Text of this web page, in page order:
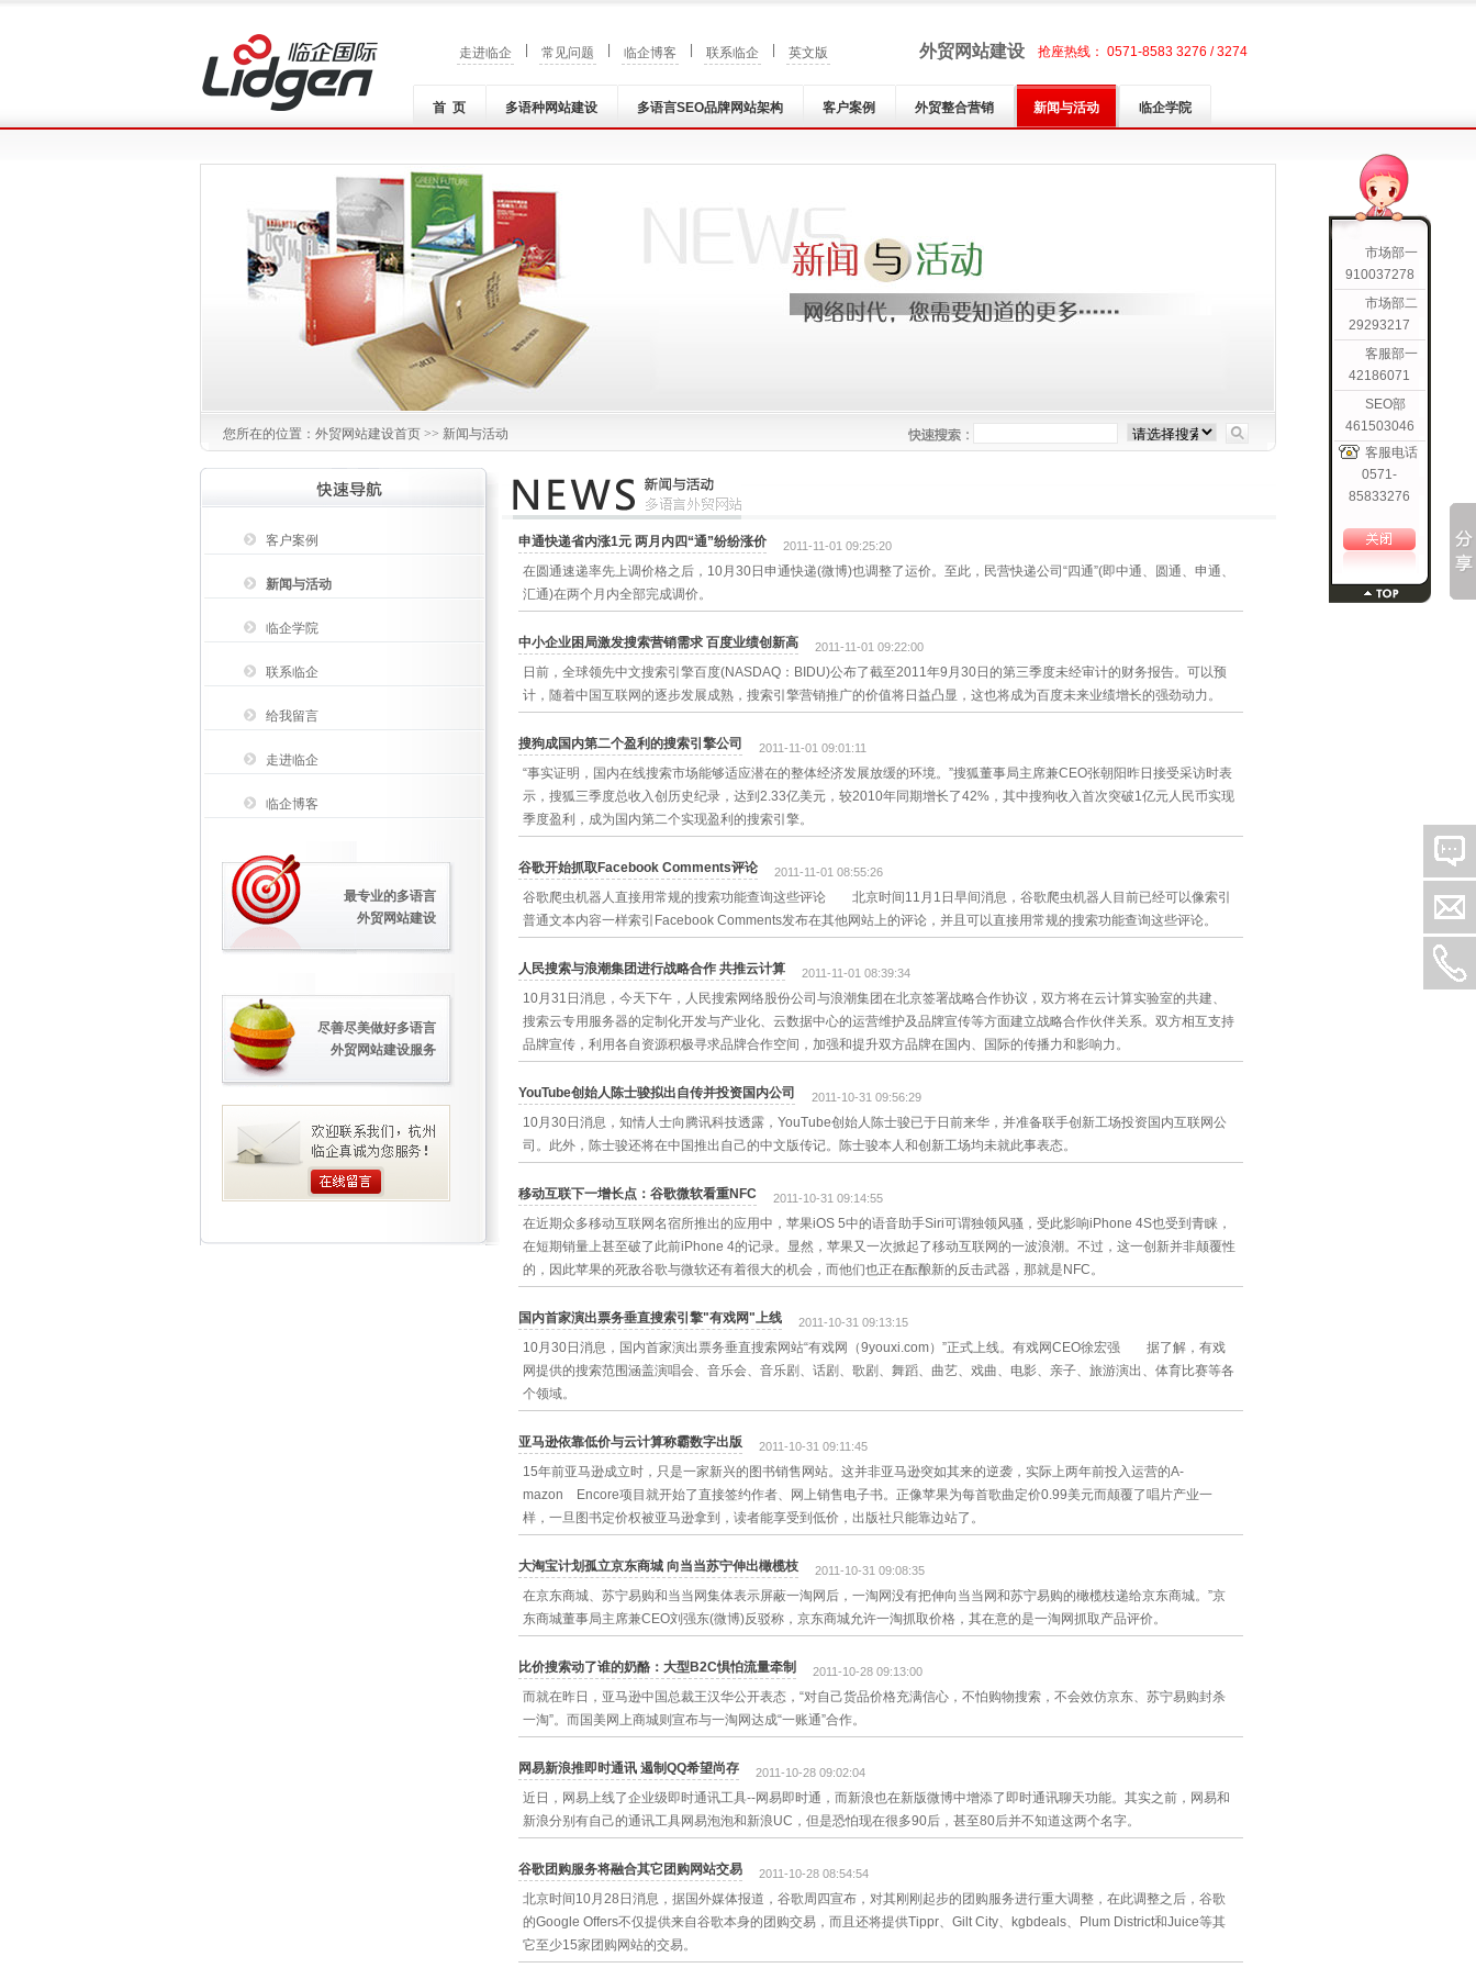
外贸网站建设 抢座热线： 0571-8583 3276 / 3274
走进临企 常见问题 临企博客 联系临企 英文版
首 页 多语种网站建设 多语言SEO品牌网站架构 客户案例 外贸整合营销 新闻与活动 临企学院
您所在的位置： 外贸网站建设首页 >> 新闻与活动
市场部一
910037278
市场部二
29293217
客服部一
42186071
SEO部
461503046
客服电话
0571-
85833276
申通快递省内涨1元 两月内四“通”纷纷涨价 2011-11-01 09:25:20
在圆通速递率先上调价格之后，10月30日申通快递(微博)也调整了运价。至此，民营快递公司“四通”(即中通、圆通、申通、
汇通)在两个月内全部完成调价。
中小企业困局激发搜索营销需求 百度业绩创新高 2011-11-01 09:22:00
日前，全球领先中文搜索引擎百度(NASDAQ：BIDU)公布了截至2011年9月30日的第三季度未经审计的财务报告。可以预
计，随着中国互联网的逐步发展成熟，搜索引擎营销推广的价值将日益凸显，这也将成为百度未来业绩增长的强劲动力。
搜狗成国内第二个盈利的搜索引擎公司 2011-11-01 09:01:11
“事实证明，国内在线搜索市场能够适应潜在的整体经济发展放缓的环境。”搜狐董事局主席兼CEO张朝阳昨日接受采访时表
示，搜狐三季度总收入创历史纪录，达到2.33亿美元，较2010年同期增长了42%，其中搜狗收入首次突破1亿元人民币实现
季度盈利，成为国内第二个实现盈利的搜索引擎。
谷歌开始抓取Facebook Comments评论 2011-11-01 08:55:26
谷歌爬虫机器人直接用常规的搜索功能查询这些评论 北京时间11月1日早间消息，谷歌爬虫机器人目前已经可以像索引
普通文本内容一样索引Facebook Comments发布在其他网站上的评论，并且可以直接用常规的搜索功能查询这些评论。
人民搜索与浪潮集团进行战略合作 共推云计算 2011-11-01 08:39:34
10月31日消息，今天下午，人民搜索网络股份公司与浪潮集团在北京签署战略合作协议，双方将在云计算实验室的共建、
搜索云专用服务器的定制化开发与产业化、云数据中心的运营维护及品牌宣传等方面建立战略合作伙伴关系。双方相互支持
品牌宣传，利用各自资源积极寻求品牌合作空间，加强和提升双方品牌在国内、国际的传播力和影响力。
YouTube创始人陈士骏拟出自传并投资国内公司 2011-10-31 09:56:29
10月30日消息，知情人士向腾讯科技透露，YouTube创始人陈士骏已于日前来华，并准备联手创新工场投资国内互联网公
司。此外，陈士骏还将在中国推出自己的中文版传记。陈士骏本人和创新工场均未就此事表态。
移动互联下一增长点：谷歌微软看重NFC 2011-10-31 09:14:55
在近期众多移动互联网名宿所推出的应用中，苹果iOS 5中的语音助手Siri可谓独领风骚，受此影响iPhone 4S也受到青睐，
在短期销量上甚至破了此前iPhone 4的记录。显然，苹果又一次掀起了移动互联网的一波浪潮。不过，这一创新并非颠覆性
的，因此苹果的死敌谷歌与微软还有着很大的机会，而他们也正在酝酿新的反击武器，那就是NFC。
国内首家演出票务垂直搜索引擎"有戏网"上线 2011-10-31 09:13:15
10月30日消息，国内首家演出票务垂直搜索网站“有戏网（9youxi.com）”正式上线。有戏网CEO徐宏强 据了解，有戏
网提供的搜索范围涵盖演唱会、音乐会、音乐剧、话剧、歌剧、舞蹈、曲艺、戏曲、电影、亲子、旅游演出、体育比赛等各
个领域。
亚马逊依靠低价与云计算称霸数字出版 2011-10-31 09:11:45
15年前亚马逊成立时，只是一家新兴的图书销售网站。这并非亚马逊突如其来的逆袭，实际上两年前投入运营的A-
mazon Encore项目就开始了直接签约作者、网上销售电子书。正像苹果为每首歌曲定价0.99美元而颠覆了唱片产业一
样，一旦图书定价权被亚马逊拿到，读者能享受到低价，出版社只能靠边站了。
大淘宝计划孤立京东商城 向当当苏宁伸出橄榄枝 2011-10-31 09:08:35
在京东商城、苏宁易购和当当网集体表示屏蔽一淘网后，一淘网没有把伸向当当网和苏宁易购的橄榄枝递给京东商城。”京
东商城董事局主席兼CEO刘强东(微博)反驳称，京东商城允许一淘抓取价格，其在意的是一淘网抓取产品评价。
比价搜索动了谁的奶酪：大型B2C惧怕流量牵制 2011-10-28 09:13:00
而就在昨日，亚马逊中国总裁王汉华公开表态，“对自己货品价格充满信心，不怕购物搜索，不会效仿京东、苏宁易购封杀
一淘”。而国美网上商城则宣布与一淘网达成“一账通”合作。
网易新浪推即时通讯 遏制QQ希望尚存 2011-10-28 09:02:04
近日，网易上线了企业级即时通讯工具--网易即时通，而新浪也在新版微博中增添了即时通讯聊天功能。其实之前，网易和
新浪分别有自己的通讯工具网易泡泡和新浪UC，但是恐怕现在很多90后，甚至80后并不知道这两个名字。
谷歌团购服务将融合其它团购网站交易 2011-10-28 08:54:54
北京时间10月28日消息，据国外媒体报道，谷歌周四宣布，对其刚刚起步的团购服务进行重大调整，在此调整之后，谷歌
的Google Offers不仅提供来自谷歌本身的团购交易，而且还将提供Tippr、Gilt City、kgbdeals、Plum District和Juice等其
它至少15家团购网站的交易。
客户案例
新闻与活动
临企学院
联系临企
给我留言
走进临企
临企博客
最专业的多语言
外贸网站建设
尽善尽美做好多语言
外贸网站建设服务